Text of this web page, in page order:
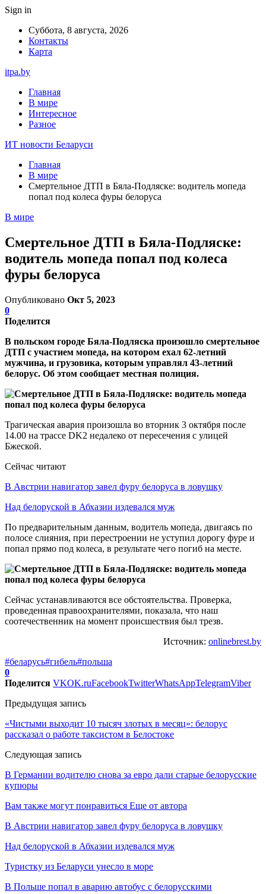
Sign in
Суббота, 8 августа, 2026
Контакты
Карта
itpa.by
Главная
В мире
Интересное
Разное
ИТ новости Беларуси
Главная
В мире
Смертельное ДТП в Бяла-Подляске: водитель мопеда
попал под колеса фуры белоруса
В мире
Смертельное ДТП в Бяла-Подляске:
водитель мопеда попал под колеса
фуры белоруса
Опубликовано Окт 5, 2023
0
Поделится
В польском городе Бяла-Подляска произошло смертельное
ДТП с участием мопеда, на котором ехал 62-летний
мужчина, и грузовика, которым управлял 43-летний
белорус. Об этом сообщает местная полиция.
Трагическая авария произошла во вторник 3 октября после
14.00 на трассе DK2 недалеко от пересечения с улицей
Бжеской.
Сейчас читают
В Австрии навигатор завел фуру белоруса в ловушку
Над белоруской в Абхазии издевался муж
По предварительным данным, водитель мопеда, двигаясь по
полосе слияния, при перестроении не уступил дорогу фуре и
попал прямо под колеса, в результате чего погиб на месте.
Сейчас устанавливаются все обстоятельства. Проверка,
проведенная правоохранителями, показала, что наш
соотечественник на момент происшествия был трезв.
Источник: onlinebrest.by
#беларусь#гибель#польша
0
Поделится VKOK.ruFacebookTwitterWhatsAppTelegramViber
Предыдущая запись
«Чистыми выходит 10 тысяч злотых в месяц»: белорус
рассказал о работе таксистом в Белостоке
Следующая запись
В Германии водителю снова за евро дали старые белорусские
купюры
Вам также могут понравиться Еще от автора
В Австрии навигатор завел фуру белоруса в ловушку
Над белоруской в Абхазии издевался муж
Туристку из Беларуси унесло в море
В Польше попал в аварию автобус с белорусскими